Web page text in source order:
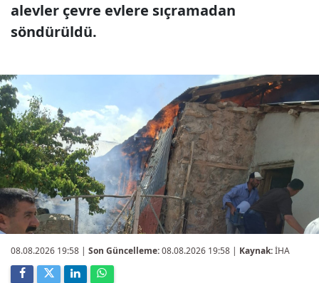
alevler çevre evlere sıçramadan
söndürüldü.
08.08.2026 19:58 | Son Güncelleme:08.08.2026 19:58 | Kaynak:İHA